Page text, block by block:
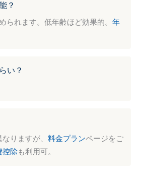
？
られます。低年齢ほど効果的。 年
い？
りますが、 料金プランページをご
控除も利用可。